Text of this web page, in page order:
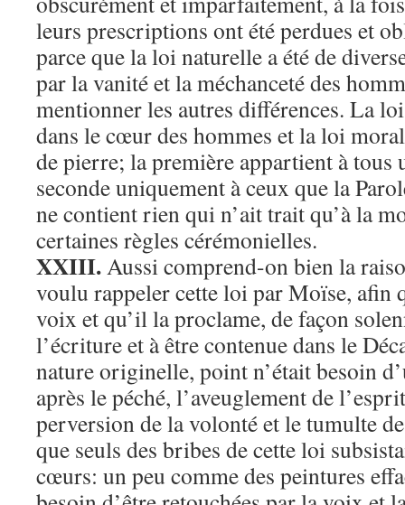
leurs prescriptions ont été perdues et
parce que la loi naturelle a été de
par la vanité et la méchanceté des
mentionner les autres différences. La
dans le cœur des hommes et la loi
de pierre; la première appartient à tous
seconde uniquement à ceux que la
ne contient rien qui n’ait trait qu’à la
certaines règles cérémonielles.
XXIII. Aussi comprend-on bien la
voulu rappeler cette loi par Moïse, afin
voix et qu’il la proclame, de façon
l’écriture et à être contenue dans le
nature originelle, point n’était besoin
après le péché, l’aveuglement de
perversion de la volonté et le tumulte
que seuls des bribes de cette loi
cœurs: un peu comme des peintures